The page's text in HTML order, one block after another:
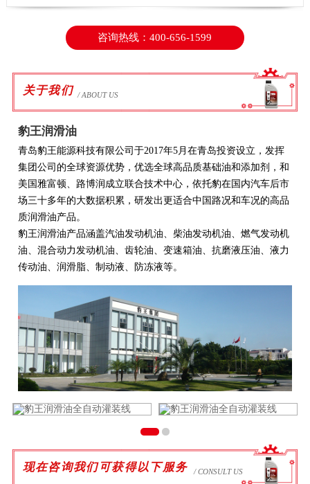
咨询热线：400-656-1599
关于我们 / ABOUT US
豹王润滑油
青岛豹王能源科技有限公司于2017年5月在青岛投资设立，发挥
集团公司的全球资源优势，优选全球高品质基础油和添加剂，和
美国雅富顿、路博润成立联合技术中心，依托豹在国内汽车后市
场三十多年的大数据积累，研发出更适合中国路况和车况的高品
质润滑油产品。
豹王润滑油产品涵盖汽油发动机油、柴油发动机油、燃气发动机
油、混合动力发动机油、齿轮油、变速箱油、抗磨液压油、液力
传动油、润滑脂、制动液、防冻液等。
现在咨询我们可获得以下服务 / CONSULT US